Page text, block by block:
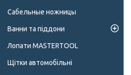
Сабельные ножницы
Ванни та піддони
Лопати MASTERTOOL
Щітки автомобільні